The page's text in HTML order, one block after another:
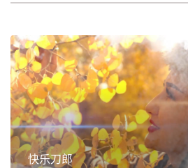
快乐刀郎